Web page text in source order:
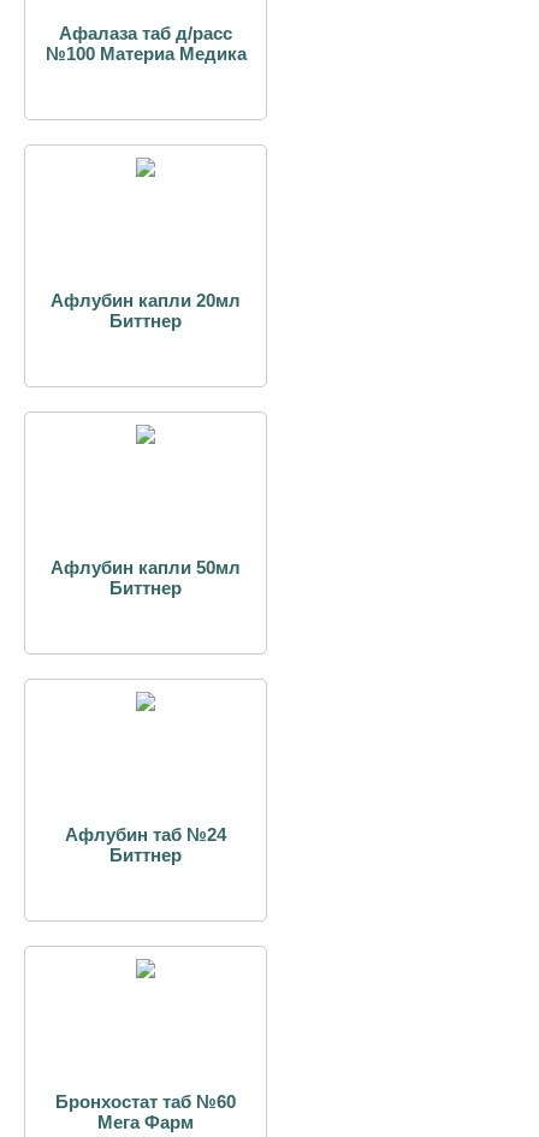
Афалаза таб д/расс
№100 Материа Медика
Афлубин капли 20мл
Биттнер
Афлубин капли 50мл
Биттнер
Афлубин таб №24
Биттнер
Бронхостат таб №60
Мега Фарм